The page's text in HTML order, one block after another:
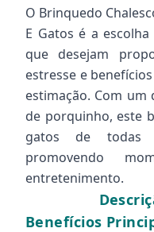
O Brinquedo
E Gatos é a
que desejam
estresse e
estimação. Com
de porquinho, este
gatos de todas
promovendo
entretenimento.
Benefícios